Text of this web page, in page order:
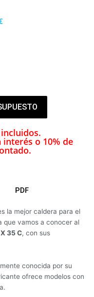
interés o 10% de
PDF
la mejor caldera para el
que vamos a conocer al
35 C, con sus
conocida por su
ofrece modelos con